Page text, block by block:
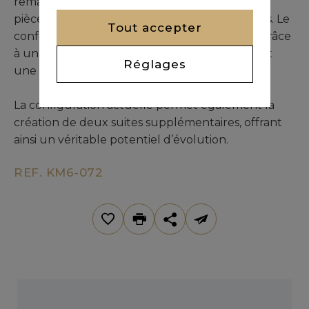
pièces, et la qualité de ses zelliges traditionnels. Le
confort moderne y est parfaitement intégré grâce
à un système de chauffage au sol à air pulsé et
une piscine chauffée.
La configuration actuelle permet également la
création de deux suites supplémentaires, offrant
ainsi un véritable potentiel d’évolution.
REF. KM6-072
Tout accepter
Réglages